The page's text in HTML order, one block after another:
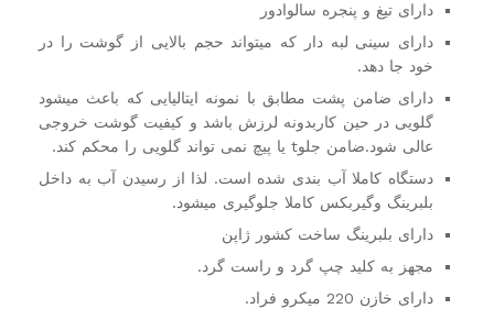
دارای تیغ و پنجره سالوادور
دارای سینی لبه دار که میتواند حجم بالایی از گوشت را در
خود جا دهد.
دارای ضامن پشت مطابق با نمونه ایتالیایی که باعث میشود
گلویی در حین کاربدونه لرزش باشد و کیفیت گوشت خروجی
عالی شود.ضامن جلوt یا پیچ نمی تواند گلویی را محکم کند.
دستگاه کاملا آب بندی شده است. لذا از رسیدن آب به داخل
بلبرینگ وگیربکس کاملا جلوگیری میشود.
دارای بلبرینگ ساخت کشور ژاپن
مجهز به کلید چپ گرد و راست گرد.
دارای خازن 220 میکرو فراد.